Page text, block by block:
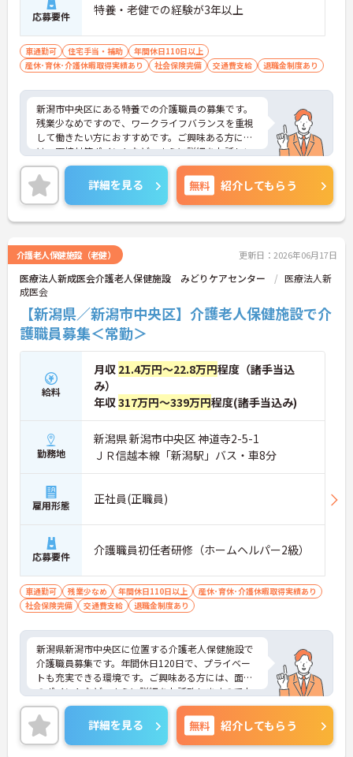
応募要件 特養・老健での経験が3年以上
車通勤可 住宅手当・補助
年間休日110日以上
産休･育休･介護休暇取得実績あり
社会保険完備 交通費支給 退職金制度あり
新潟市中央区にある特養での介護職員の募集です。
残業少なめですので、ワークライフバランスを重視
して働きたい方におすすめです。ご興味ある方に
は、面接対策ポイントなど、さらに詳細をお話しい
たしますのでお気軽にご相談ください。
詳細を見る 無料 紹介してもらう
介護老人保健施設（老健） 更新日：2026年06月17日
医療法人新成医会介護老人保健施設 みどりケアセンター
医療法人新
成医会
【新潟県／新潟市中央区】介護老人保健施設で介
護職員募集＜常勤＞
給料
月収 21.4万円～22.8万円程度（諸手当込
み）
年収317万円～339万円程度(諸手当込み)
勤務地
新潟県 新潟市中央区 神道寺2-5-1
ＪＲ信越本線「新潟駅」バス・車8分
雇用形態 正社員(正職員)
応募要件 介護職員初任者研修（ホームヘルパー2級）
車通勤可 残業少なめ 年間休日110日以上
産休･育休･介護休暇取得実績あり
社会保険完備
交通費支給 退職金制度あり
新潟県新潟市中央区に位置する介護老人保健施設で
介護職員募集です。年間休日120日で、プライベー
トも充実できる環境です。ご興味ある方には、面接
のポイントなど、さらに詳細をお話致しますのでお
気軽にご相談ください。
詳細を見る 無料 紹介してもらう